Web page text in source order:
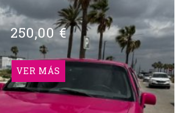
250,00 €
VER MÁS